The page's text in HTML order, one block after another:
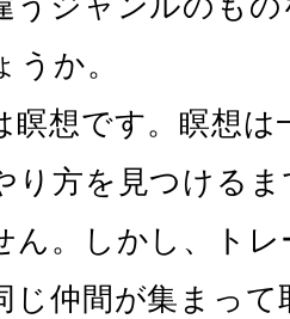
か。
瞑想です。瞑想
り方を見つける
ん。しかし、ト
じ仲間が集まっ